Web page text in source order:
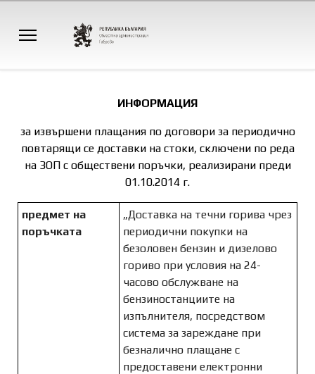
ИНФОРМАЦИЯ
за извършени плащания по договори за периодично
повтарящи се доставки на стоки, сключени по реда
на ЗОП с обществени поръчки, реализирани преди
01.10.2014 г.
предмет на
поръчката
„Доставка на течни горива чрез
периодични покупки на
безоловен бензин и дизелово
гориво при условия на 24-
часово обслужване на
бензиностанциите на
изпълнителя, посредством
система за зареждане при
безналично плащане с
предоставени електронни